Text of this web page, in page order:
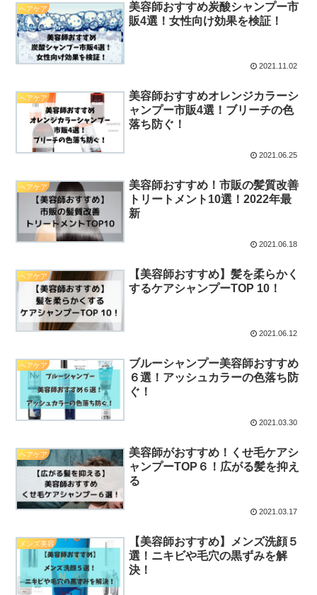
ヘアケア
美容師おすすめ炭酸シャンプー市
販4選！女性向け効果を検証！
2021.11.02
ヘアケア
美容師おすすめオレンジカラーシ
ャンプー市販4選！ブリーチの色
落ち防ぐ！
2021.06.25
ヘアケア
美容師おすすめ！市販の髪質改善
トリートメント10選！2022年最
新
2021.06.18
ヘアケア
【美容師おすすめ】髪を柔らかく
するケアシャンプーTOP 10！
2021.06.12
ヘアケア
ブルーシャンプー美容師おすすめ
６選！アッシュカラーの色落ち防
ぐ！
2021.03.30
ヘアケア
美容師がおすすめ！くせ毛ケアシ
ャンプーTOP６！広がる髪を抑え
る
2021.03.17
メンズ美容
【美容師おすすめ】メンズ洗顔５
選！ニキビや毛穴の黒ずみを解
決！